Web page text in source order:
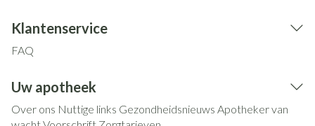
Klantenservice
FAQ
Uw apotheek
Over ons Nuttige links Gezondheidsnieuws Apotheker van